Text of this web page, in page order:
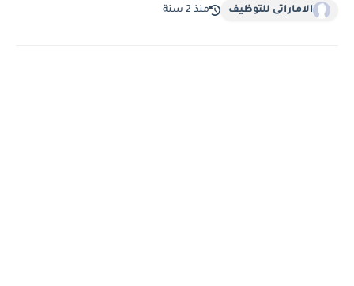
الاماراتى للتوظيف منذ 2 سنة